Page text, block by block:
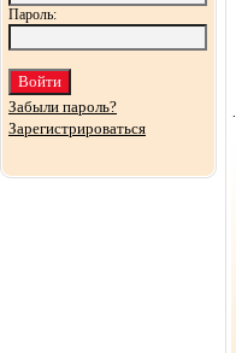
Пароль:
Забыли пароль?
Зарегистрироваться